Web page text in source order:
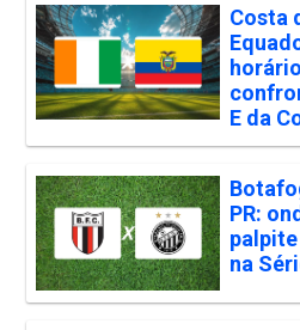
Costa
E da
PR:
na